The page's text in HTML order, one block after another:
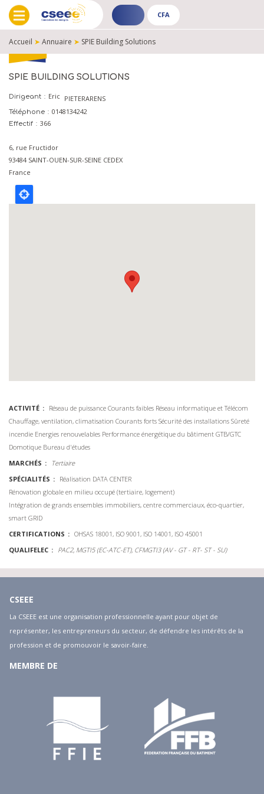
ADHÉRENT
-
PUBLIC
CFA
-
PUBLIC
CFA
FIL
Accueil ➤Annuaire ➤ SPIE Building Solutions
SPIE BUILDING SOLUTIONS
Dirigeant Eric PIETERARENS
Téléphone 0148134242
Effectif 366
6, rue Fructidor
93484 SAINT-OUEN-SUR-SEINE CEDEX
France
ACTIVITÉ Réseau de puissance Courants faibles Réseau informatique et Télécom
Chauffage, ventilation, climatisation Courants forts Sécurité des installations Sûreté
incendie Energies renouvelables Performance énergétique du bâtiment GTB/GTC
Domotique Bureau d'études
MARCHÉS
Tertiaire
SPÉCIALITÉS
Réalisation DATA CENTER
Rénovation globale en milieu occupé (tertiaire, logement)
Intégration de grands ensembles immobiliers, centre commerciaux, éco-quartier,
smart GRID
CERTIFICATIONS
OHSAS 18001, ISO 9001, ISO 14001, ISO 45001
QUALIFELEC
PAC2, MGTI5 (EC-ATC-ET), CFMGTI3 (AV - GT - RT- ST - SU)
CSEEE
La CSEEE est une organisation professionnelle ayant pour objet de
représenter, les entrepreneurs du secteur, de défendre les intérêts de la
profession et de promouvoir le savoir-faire.
MEMBRE DE